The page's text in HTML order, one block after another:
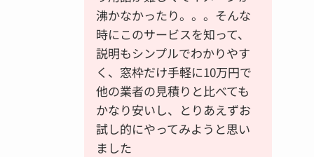
沸かなかったり。。。そんな
時にこのサービスを知って、
説明もシンプルでわかりやす
く、窓枠だけ手軽に10万円で
他の業者の見積りと比べても
かなり安いし、とりあえずお
試し的にやってみようと思い
ました